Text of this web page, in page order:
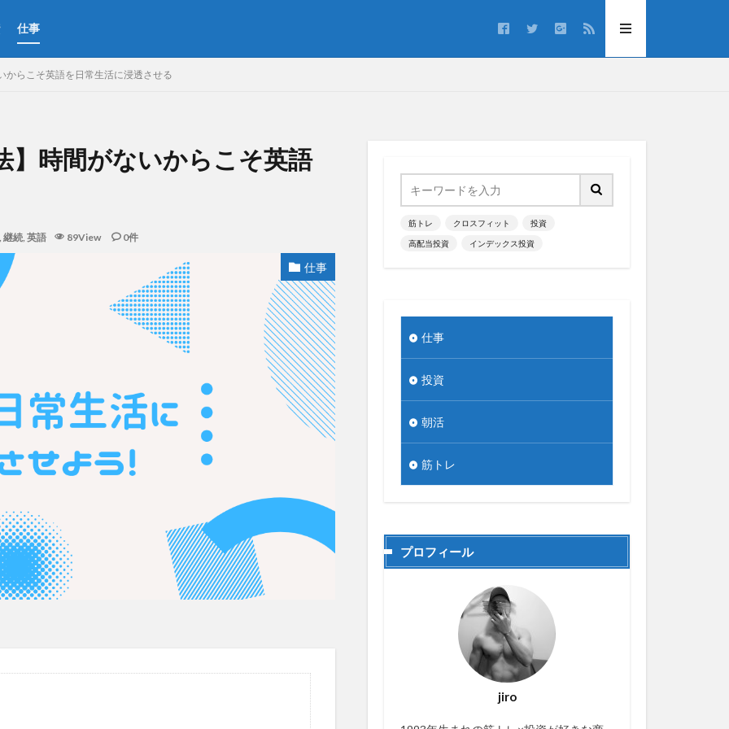
仕事
からこそ英語を日常生活に浸透させる
】時間がないからこそ英語
, 継続, 英語 89View 0件
仕事
筋トレ クロスフィット 投資
高配当投資 インデックス投資
仕事
投資
朝活
筋トレ
プロフィール
jiro